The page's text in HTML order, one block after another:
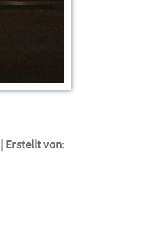
Erstellt von: